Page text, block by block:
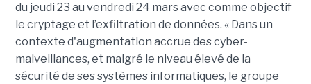
du jeudi 23 au vendredi 24 mars avec comme objectif
le cryptage et l’exfiltration de données. « Dans un
contexte d'augmentation accrue des cyber-
malveillances, et malgré le niveau élevé de la
sécurité de ses systèmes informatiques, le groupe